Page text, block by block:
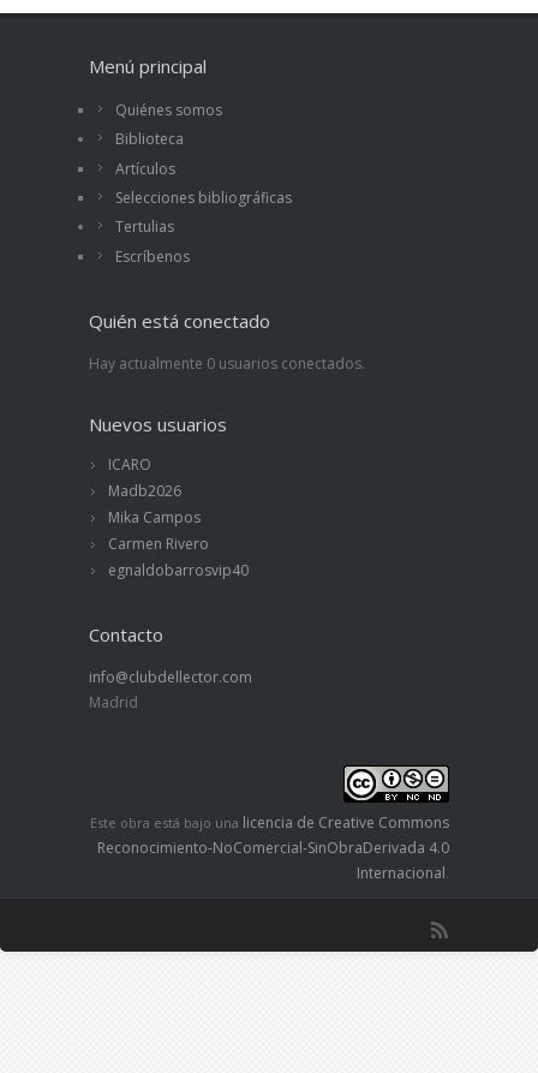
Menú principal
Quiénes somos
Biblioteca
Artículos
Selecciones bibliográficas
Tertulias
Escríbenos
Quién está conectado
Hay actualmente 0 usuarios conectados.
Nuevos usuarios
ICARO
Madb2026
Mika Campos
Carmen Rivero
egnaldobarrosvip40
Contacto
info@clubdellector.com
Madrid
Este obra está bajo una licencia de Creative Commons
Reconocimiento-NoComercial-SinObraDerivada 4.0
Internacional